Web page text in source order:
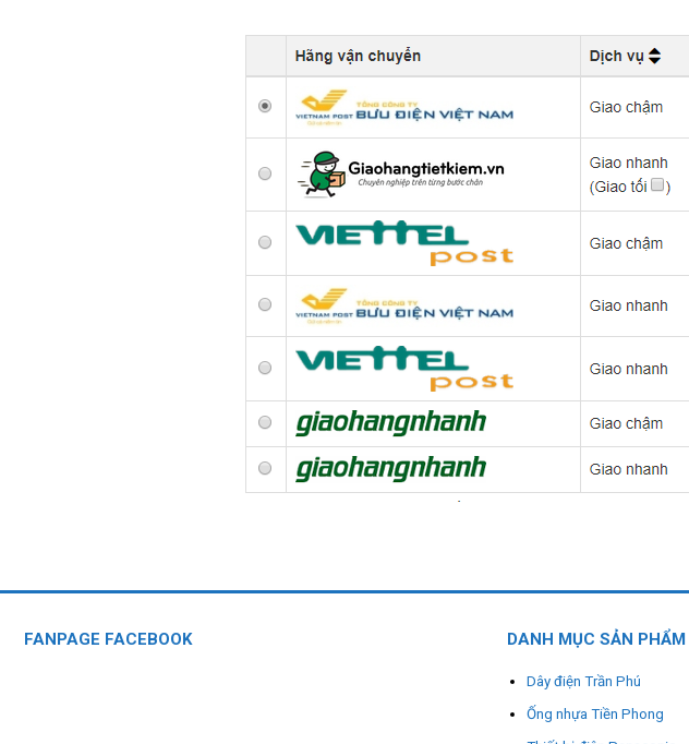
FANPAGE FACEBOOK DANH MỤC SẢN PHẨM
Dây điện Trần Phú
Ống nhựa Tiền Phong